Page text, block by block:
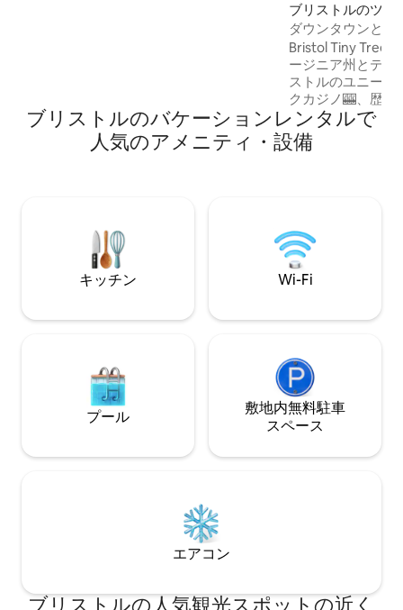
ラックストーングリルも使ってみてくだ
ブリストルのツリ
ダウンタウンとカ
地の良いレトロな
Bristol Tiny
ージニア州とテネ
ストルのユニークな隠れ
クカジノ🎰、歴史
ンタウン🌆から2
タースピードウェ
に囲まれた場所に
す。 自然と都会の魅力を楽しめ、カップ
ルや一人旅に最適です。 この
トリートを予約し
をお過ごしくださ
ブリストルのバケーションレンタルで
人気のアメニティ・設備
キッチン Wi-Fi
プール
敷地内無料駐⁠車
ス⁠ペ⁠ー⁠ス
エアコン